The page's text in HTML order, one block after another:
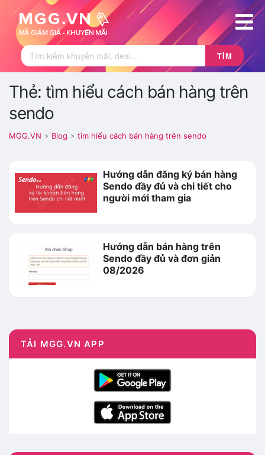
TÌM
Thẻ: tìm hiểu cách bán hàng trên
sendo
MGG.VN > Blog > tìm hiểu cách bán hàng trên sendo
Hướng dẫn đăng ký bán hàng
Sendo đầy đủ và chi tiết cho
người mới tham gia
Hướng dẫn bán hàng trên
Sendo đầy đủ và đơn giản
08/2026
TẢI MGG.VN APP